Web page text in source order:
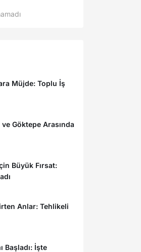
Müjde: Toplu İş
Göktepe Arasında
Büyük Fırsat:
Anlar: Tehlikeli
Başladı: İşte